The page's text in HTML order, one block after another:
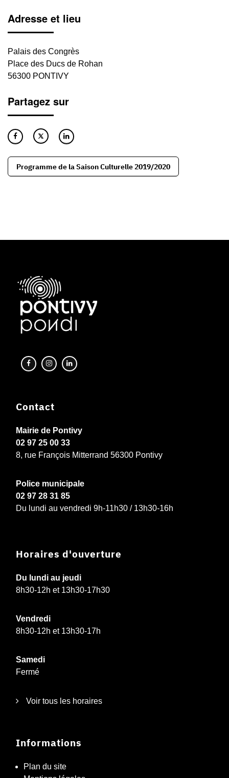
Adresse et lieu
Palais des Congrès
Place des Ducs de Rohan
56300 PONTIVY
Partagez sur
Programme de la Saison Culturelle 2019/2020
Contact
Mairie de Pontivy
02 97 25 00 33
8, rue François Mitterrand 56300 Pontivy
Police municipale
02 97 28 31 85
Du lundi au vendredi 9h-11h30 / 13h30-16h
Horaires d'ouverture
Du lundi au jeudi
8h30-12h et 13h30-17h30
Vendredi
8h30-12h et 13h30-17h
Samedi
Fermé
Voir tous les horaires
Informations
Plan du site